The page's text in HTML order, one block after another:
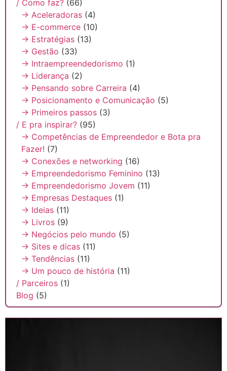
/ Como faz? (66)
→ Aceleradoras (4)
→ E-commerce (10)
→ Estratégias (13)
→ Gestão (33)
→ Intraempreendedorismo (1)
→ Liderança (2)
→ Pensando sobre Carreira (4)
→ Posicionamento e Comunicação (5)
→ Primeiros passos (3)
/ E pra inspirar? (95)
→ Competências de Empreendedor e Bota pra
Fazer! (7)
→ Conexões e networking (16)
→ Empreendedorismo Feminino (13)
→ Empreendedorismo Jovem (11)
→ Empresas Destaques (1)
→ Ideias (11)
→ Livros (9)
→ Negócios pelo mundo (5)
→ Sites e dicas (11)
→ Tendências (11)
→ Um pouco de história (11)
/ Parceiros (1)
Blog (5)